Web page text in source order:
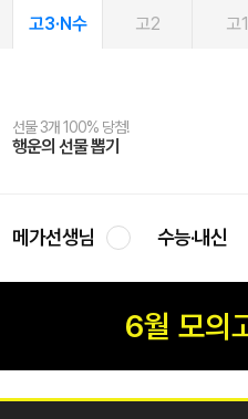
고3·N수 고2 고1
선물 3개 100% 당첨!
행운의 선물 뽑기
선물 100% 증정!
메가스터디 X 올리브
2027 러셀 단과
강사 공개선발
스마트러닝앱
설문 EVENT
메가패스
3일 무료 체험권
메가패스 수강생 무료혜택!
메가클럽 멤버십
사회공헌 캠페인
희망이룸 메가나눔
메가선생님 수능·내신
6월 모의